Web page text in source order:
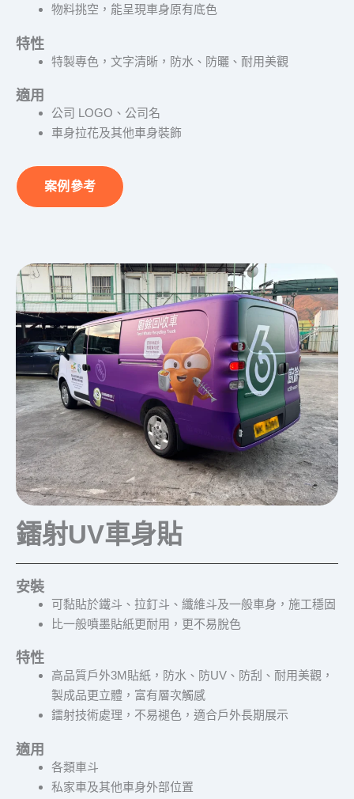
物料挑空，能呈現車身原有底色
特性
特製專色，文字清晰，防水、防曬、耐用美觀
適用
公司 LOGO、公司名
車身拉花及其他車身裝飾
案例參考
鐳射UV車身貼
安裝
可黏貼於鐵斗、拉釘斗、纖維斗及一般車身，施工穩固
比一般噴墨貼紙更耐用，更不易脫色
特性
高品質戶外3M貼紙，防水、防UV、防刮、耐用美觀，
製成品更立體，富有層次觸感
鐳射技術處理，不易褪色，適合戶外長期展示
適用
各類車斗
私家車及其他車身外部位置